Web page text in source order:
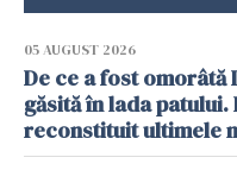
05 AUGUST 2026
De ce a fost omorâtă
găsită în lada
reconstituit ultimele